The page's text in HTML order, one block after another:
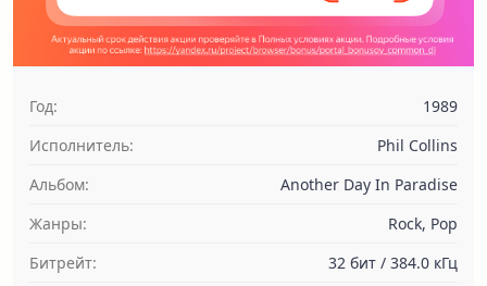
Год:
1989
Исполнитель:
Phil Collins
Альбом:
Another Day In Paradise
Жанры:
Rock, Pop
Битрейт:
32 бит / 384.0 кГц